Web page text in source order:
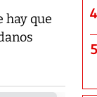
hay que
4
5